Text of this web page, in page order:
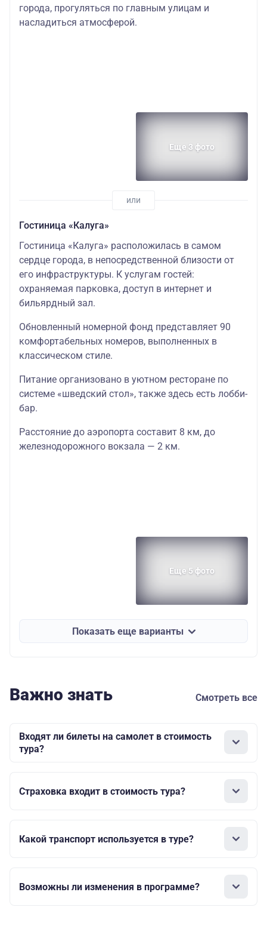
города, прогуляться по главным улицам и
насладиться атмосферой.
Еще 3 фото
Гостиница «Калуга»
Гостиница «Калуга» расположилась в самом
сердце города, в непосредственной близости от
его инфраструктуры. К услугам гостей:
охраняемая парковка, доступ в интернет и
бильярдный зал.
Обновленный номерной фонд представляет 90
комфортабельных номеров, выполненных в
классическом стиле.
Питание организовано в уютном ресторане по
системе «шведский стол», также здесь есть лобби-
бар.
Расстояние до аэропорта составит 8 км, до
железнодорожного вокзала — 2 км.
Еще 5 фото
Показать еще варианты
Важно знать Смотреть все
Входят ли билеты на самолет в стоимость
тура?
Страховка входит в стоимость тура?
Какой транспорт используется в туре?
Возможны ли изменения в программе?